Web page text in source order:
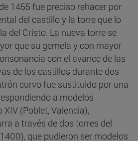
1455 fue preciso rehacer por
del castillo y la torre que lo
del Cristo. La nueva torre se
que su gemela y con mayor
con el avance de las
de los castillos durante dos
curvo fue sustituido por una
a modelos
(Poblet, Valencia),
a través de dos torres del
1400), que pudieron ser modelos